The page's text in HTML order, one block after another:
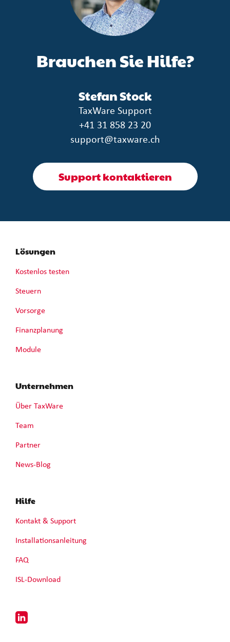
Brauchen Sie Hilfe?
Stefan Stock
TaxWare Support
+41 31 858 23 20
support@taxware.ch
Support kontaktieren
Lösungen
Kostenlos testen
Steuern
Vorsorge
Finanzplanung
Module
Unternehmen
Über TaxWare
Team
Partner
News-Blog
Hilfe
Kontakt & Support
Installationsanleitung
FAQ
ISL-Download